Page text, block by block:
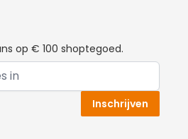
op € 100 shoptegoed.
Inschrijven